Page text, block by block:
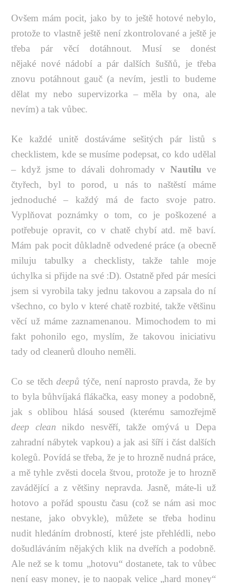
Ovšem mám pocit, jako by to ještě hotové nebylo,
protože to vlastně ještě není zkontrolované a ještě je
třeba pár věcí dotáhnout. Musí se donést
nějaké nové nádobí a pár dalších šušňů, je třeba
znovu potáhnout gauč (a nevím, jestli to budeme
dělat my nebo supervizorka – měla by ona, ale
nevím) a tak vůbec.
Ke každé unitě dostáváme sešitých pár listů s
checklistem, kde se musíme podepsat, co kdo udělal
– když jsme to dávali dohromady v Nautilu ve
čtyřech, byl to porod, u nás to naštěstí máme
jednoduché – každý má de facto svoje patro.
Vyplňovat poznámky o tom, co je poškozené a
potřebuje opravit, co v chatě chybí atd. mě baví.
Mám pak pocit důkladně odvedené práce (a obecně
miluju tabulky a checklisty, takže tahle moje
úchylka si přijde na své :D). Ostatně před pár mesíci
jsem si vyrobila taky jednu takovou a zapsala do ní
všechno, co bylo v které chatě rozbité, takže většinu
věcí už máme zaznamenanou. Mimochodem to mi
fakt pohonilo ego, myslím, že takovou iniciativu
tady od cleanerů dlouho neměli.
Co se těchdeepů týče, není naprosto pravda, že by
to byla bůhvíjaká flákačka, easy money a podobně,
jak s oblibou hlásá soused (kterému samozřejmě
deep clean nikdo nesvěří, takže omývá u Depa
zahradní nábytek vapkou) a jak asi šíří i část dalších
kolegů. Povídá se třeba, že je to hrozně nudná práce,
a mě tyhle zvěsti docela štvou, protože je to hrozně
zavádějící a z většiny nepravda. Jasně, máte-li už
hotovo a pořád spoustu času (což se nám asi moc
nestane, jako obvykle), můžete se třeba hodinu
nudit hledáním drobností, které jste přehlédli, nebo
došudláváním nějakých klik na dveřích a podobně.
Ale než se k tomu „hotovu“ dostanete, tak to vůbec
není easy money, je to naopak velice „hard money“